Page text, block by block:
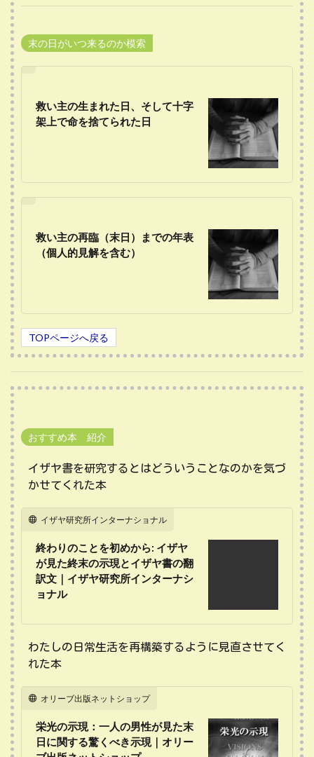
末の日がいつ来るのか模索
救い主の生まれた日、そして十字
架上で命を捨てられた日
救い主の再臨（末日）までの年表
（個人的見解を含む）
TOPページへ戻る
おすすめ本 紹介
イザヤ書を研究するとはどういうことなのかを気づ
かせてくれた本
イザヤ研究所インターナショナル
終わりのことを初めから: イザヤ
が見た終末の示現とイザヤ書の翻
訳文｜イザヤ研究所インターナシ
ョナル
わたしの日常生活を再構築するように見直させてく
れた本
オリーブ出版ネットショップ
栄光の示現：一人の男性が見た末
日に関する驚くべき示現｜オリー